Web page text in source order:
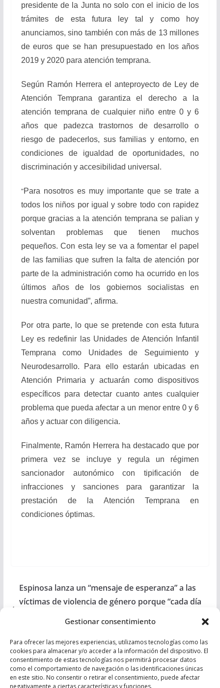
Gestionar consentimiento
Para ofrecer las mejores experiencias, utilizamos tecnologías como las
cookies para almacenar y/o acceder a la información del dispositivo. El
consentimiento de estas tecnologías nos permitirá procesar datos
como el comportamiento de navegación o las identificaciones únicas
en este sitio. No consentir o retirar el consentimiento, puede afectar
negativamente a ciertas características y funciones.
presidente de la Junta no solo con el inicio de los
trámites de esta futura ley tal y como hoy
anunciamos, sino también con más de 13 millones
de euros que se han presupuestado en los años
2019 y 2020 para atención temprana.
Según Ramón Herrera el anteproyecto de Ley de
Atención Temprana garantiza el derecho a la
atención temprana de cualquier niño entre 0 y 6
años que padezca trastornos de desarrollo o
riesgo de padecerlos, sus familias y entorno, en
condiciones de igualdad de oportunidades, no
discriminación y accesibilidad universal.
“Para nosotros es muy importante que se trate a
todos los niños por igual y sobre todo con rapidez
porque gracias a la atención temprana se palian y
solventan problemas que tienen muchos
pequeños. Con esta ley se va a fomentar el papel
de las familias que sufren la falta de atención por
parte de la administración como ha ocurrido en los
últimos años de los gobiernos socialistas en
nuestra comunidad”, afirma.
Por otra parte, lo que se pretende con esta futura
Ley es redefinir las Unidades de Atención Infantil
Temprana como Unidades de Seguimiento y
Neurodesarrollo. Para ello estarán ubicadas en
Atención Primaria y actuarán como dispositivos
específicos para detectar cuanto antes cualquier
problema que pueda afectar a un menor entre 0 y 6
años y actuar con diligencia.
Finalmente, Ramón Herrera ha destacado que por
primera vez se incluye y regula un régimen
sancionador autonómico con tipificación de
infracciones y sanciones para garantizar la
prestación de la Atención Temprana en
condiciones óptimas.
Espinosa lanza un “mensaje de esperanza” a las
víctimas de violencia de género porque “cada día
Matarí lamenta que el Gobierno se niegue a
eliminar el IVA de las mascarillas FFP2 y
autorizadas a pesar de salvar vidas y no ser un
producto de lujo